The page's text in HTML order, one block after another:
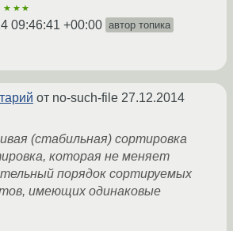
★★★
09:46:41 +00:00 автор топика
от no-such-file 27.12.2014
(стабильная) сортировка
которая не меняет
порядок сортируемых
имеющих одинаковые